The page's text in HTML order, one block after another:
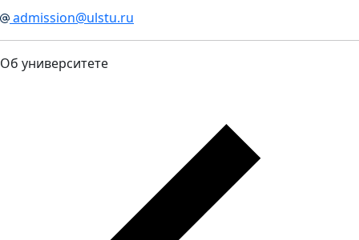
admission@ulstu.ru
Об университете